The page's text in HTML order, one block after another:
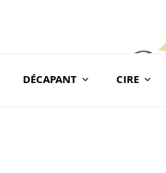
DÉCAPANT CIRE